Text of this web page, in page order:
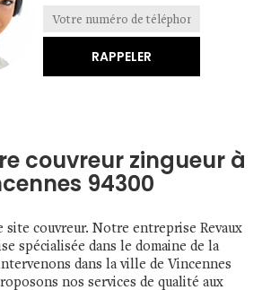
couvreur zingueur à
94300
site couvreur. Notre entreprise Revaux
spécialisée dans le domaine de la
dans la ville de Vincennes
nos services de qualité aux